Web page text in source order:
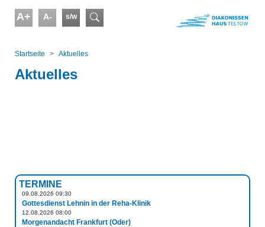
A+ A- s/w Suchformular
Startseite
Aktuelles
Aktuelles
TERMINE
09.08.2026 09:30
Gottesdienst Lehnin in der Reha-Klinik
12.08.2026 08:00
Morgenandacht Frankfurt (Oder)